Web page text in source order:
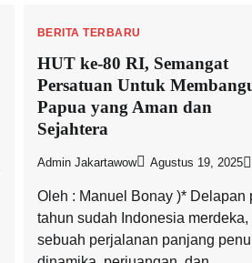
BERITA TERBARU
HUT ke-80 RI, Semangat
Persatuan Untuk
Papua yang Aman dan
Sejahtera
Admin Jakartawow Agustus 19, 2025
Oleh : Manuel Bonay )* Delapan
tahun sudah Indonesia merdeka,
sebuah perjalanan panjang